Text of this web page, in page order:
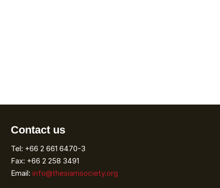
Contact us
Tel: +66 2 661 6470-3
Fax: +66 2 258 3491
Email:info@thesiamsociety.org